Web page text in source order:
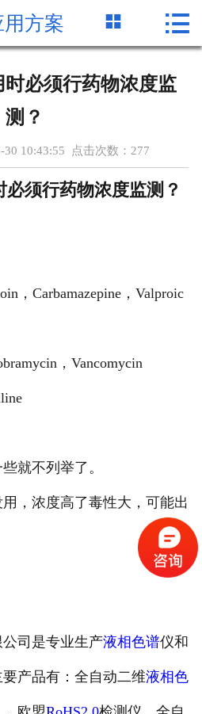
 首页
客户案例
资质荣誉
用方案  
必须行药物浓度监
测？
10:43:55 点击次数： 277
须行药物浓度监测？
，Carbamazepine，Valproic
，Vancomycin
就不列举了。
，浓度高了毒性大，可能出
公司是专业生产液相色谱仪和
产品有：全自动二维液相色